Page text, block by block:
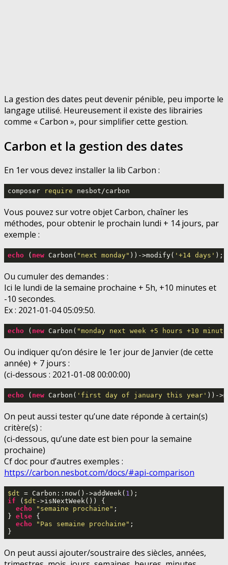
La gestion des dates peut devenir pénible, peu importe le
langage utilisé. Heureusement il existe des librairies
comme « Carbon », pour simplifier cette gestion.
Carbon et la gestion des dates
En 1er vous devez installer la lib Carbon :
composer require nesbot/carbon
Vous pouvez sur votre objet Carbon, chaîner les
méthodes, pour obtenir le prochain lundi + 14 jours, par
exemple :
echo ( new Carbon( "next monday" ))->modify( '+14 days' );
Ou cumuler des demandes :
Ici le lundi de la semaine prochaine + 5h, +10 minutes et
-10 secondes.
Ex : 2021-01-04 05:09:50.
echo ( new Carbon( "monday next week +5 hours +10
Ou indiquer qu’on désire le 1er jour de Janvier (de cette
année) + 7 jours :
(ci-dessous : 2021-01-08 00:00:00)
echo ( new Carbon( 'first day of january this year' ))-
On peut aussi tester qu’une date réponde à certain(s)
critère(s) :
(ci-dessous, qu’une date est bien pour la semaine
prochaine)
Cf doc pour d’autres exemples :
https://carbon.nesbot.com/docs/#api-comparison
$dt = Carbon::now()->addWeek( 1
if ( $dt ->isNextWeek()) {
echo
"semaine prochaine" ;
} else {
echo
"Pas semaine prochaine" ;
}
On peut aussi ajouter/soustraire des siècles, années,